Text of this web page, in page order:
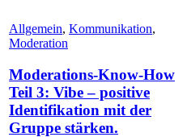
Allgemein, Kommunikation,
Moderation
Moderations-Know-How
Teil 3: Vibe – positive
Identifikation mit der
Gruppe stärken.